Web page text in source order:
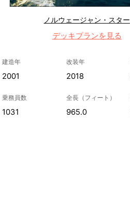
ノルウェージャン・スター
デッキプランを見る
建造年
2001
改装年
2018
乗務員数
1031
全長（フィート）
965.0